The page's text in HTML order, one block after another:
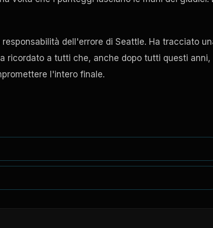
dell'errore di Seattle. Ha tracciato
ricordato a tutti che, anche dopo tutti questi anni,
l'intero finale.